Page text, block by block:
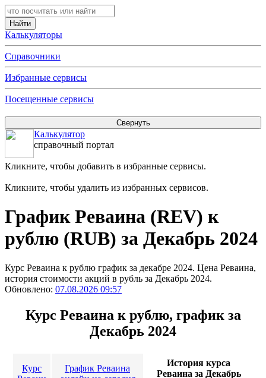
Калькуляторы
Справочники
Избранные сервисы
Посещенные сервисы
Калькулятор
справочный портал
Кликните, чтобы добавить в избранные сервисы.
Кликните, чтобы удалить из избранных сервисов.
График Реваина (REV) к
рублю (RUB) за Декабрь 2024
Курс Реваина к рублю график за декабре 2024. Цена Реваина,
история стоимости акций в рубль за Декабрь 2024.
Обновлено: 07.08.2026 09:57
Курс Реваина к рублю, график за
Декабрь 2024
Курс
График Реваина
История курса
Реваина за Декабрь